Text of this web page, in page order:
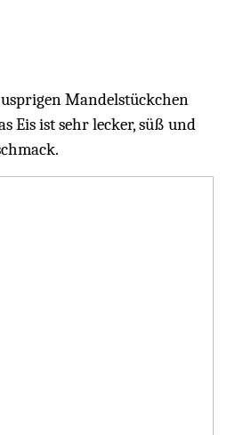
Mandelstückchen
Eis ist sehr lecker, süß und